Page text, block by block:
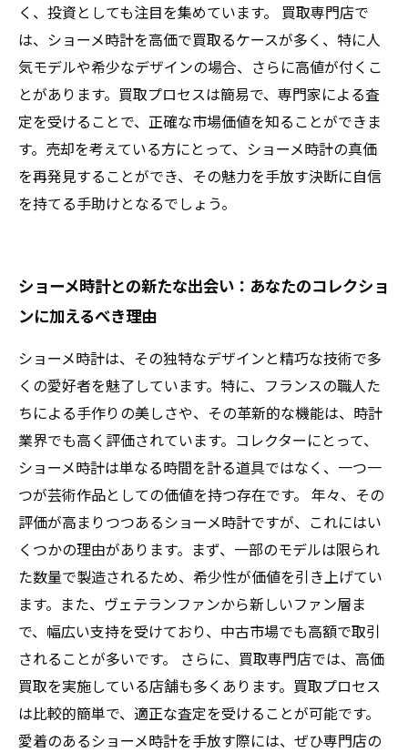
く、投資としても注目を集めています。 買取専門店で
は、ショーメ時計を高価で買取るケースが多く、特に人
気モデルや希少なデザインの場合、さらに高値が付くこ
とがあります。買取プロセスは簡易で、専門家による査
定を受けることで、正確な市場価値を知ることができま
す。売却を考えている方にとって、ショーメ時計の真価
を再発見することができ、その魅力を手放す決断に自信
を持てる手助けとなるでしょう。
ショーメ時計との新たな出会い：あなたのコレクショ
ンに加えるべき理由
ショーメ時計は、その独特なデザインと精巧な技術で多
くの愛好者を魅了しています。特に、フランスの職人た
ちによる手作りの美しさや、その革新的な機能は、時計
業界でも高く評価されています。コレクターにとって、
ショーメ時計は単なる時間を計る道具ではなく、一つ一
つが芸術作品としての価値を持つ存在です。 年々、その
評価が高まりつつあるショーメ時計ですが、これにはい
くつかの理由があります。まず、一部のモデルは限られ
た数量で製造されるため、希少性が価値を引き上げてい
ます。また、ヴェテランファンから新しいファン層ま
で、幅広い支持を受けており、中古市場でも高額で取引
されることが多いです。 さらに、買取専門店では、高価
買取を実施している店舗も多くあります。買取プロセス
は比較的簡単で、適正な査定を受けることが可能です。
愛着のあるショーメ時計を手放す際には、ぜひ専門店の